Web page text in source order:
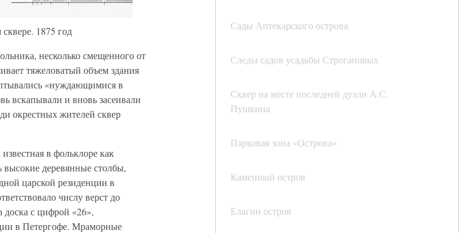
Сады Аптекарского острова
Следы садов усадьбы Строгановых
Сквер на месте последней дуэли А.С.
Пушкина
Парковая зона «Острова»
Каменный остров
Елагин остров
1875 год
несколько смещенного от
тяжеловатый объем здания
«нуждающимися в
вскапывали и вновь засеивали
окрестных жителей сквер
в фольклоре как
высокие деревянные столбы,
царской резиденции в
числу верст до
с цифрой «26»,
в Петергофе. Мраморные